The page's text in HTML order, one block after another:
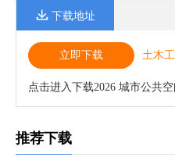
下载地址
立即下载 土木
点击进入下载2026 城市公共
推荐下载